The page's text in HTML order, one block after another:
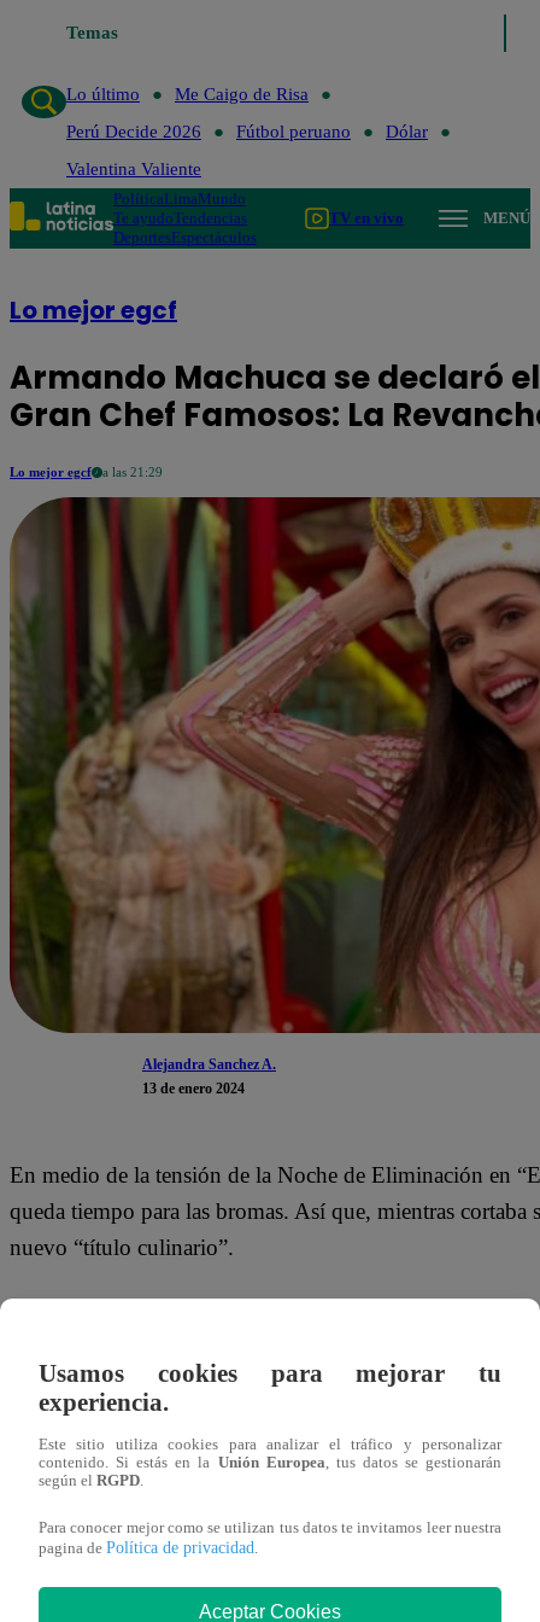
Temas
Lo último
Me Caigo de Risa
Perú Decide 2026
Fútbol peruano
Dólar
Valentina Valiente
PolíticaLimaMundo
Te ayudoTendencias
DeportesEspectáculos
TV en vivo MENÚ
Lo mejor egcf
Armando Machuca se declaró
Gran Chef Famosos: La
Lo mejor egcf a las 21:29
Alejandra Sanchez A.
13 de enero 2024
En medio de la tensión de la Noche de Eliminación en
queda tiempo para las bromas. Así que, mientras
nuevo “título culinario”.
“Yo merezco el título del mejor brunoisador de esta
competencia.
Este sábado 13 de enero, se transmite la nueva Noche
Revancha”. Armando Machuca, Mayra Goñi, Mauricio
Usamos cookies para mejorar tu
experiencia.
Este sitio utiliza cookies para analizar el tráfico y personalizar
contenido. Si estás en la Unión Europea , tus datos se gestionarán
según el RGPD
Para conocer mejor como se utilizan tus datos te invitamos leer nuestra
pagina de Política de privacidad
Aceptar Cookies